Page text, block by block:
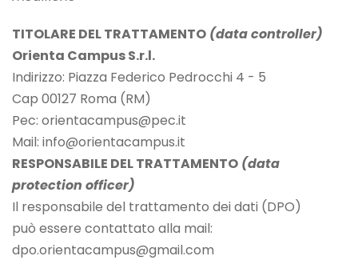
TITOLARE DEL TRATTAMENTO (data controller)
Orienta Campus S.r.l.
Indirizzo: Piazza Federico Pedrocchi 4 - 5
Cap 00127 Roma (RM)
Pec: orientacampus@pec.it
Mail: info@orientacampus.it
RESPONSABILE DEL TRATTAMENTO (data
protection officer)
Il responsabile del trattamento dei dati (DPO)
può essere contattato alla mail:
dpo.orientacampus@gmail.com